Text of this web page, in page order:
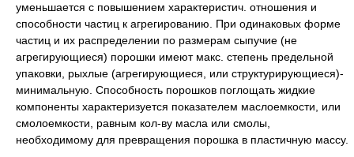
уменьшается с повышением характеристич. отношения и
способности частиц к агрегированию. При одинаковых форме
частиц и их распределении по размерам сыпучие (не
агрегирующиеся) порошки имеют макс. степень предельной
упаковки, рыхлые (агрегирующиеся, или структурирующиеся)-
минимальную. Способность порошков поглощать жидкие
компоненты характеризуется показателем маслоемкости, или
смолоемкости, равным кол-ву масла или смолы,
необходимому для превращения порошка в пластичную массу.